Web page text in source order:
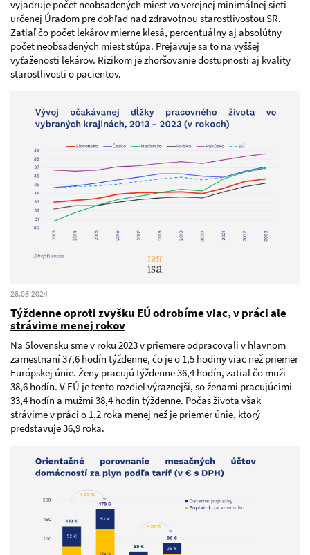
vyjadruje počet neobsadených miest vo verejnej minimálnej sieti
určenej Úradom pre dohľad nad zdravotnou starostlivosťou SR.
Zatiaľ čo počet lekárov mierne klesá, percentuálny aj absolútny
počet neobsadených miest stúpa. Prejavuje sa to na vyššej
vyťaženosti lekárov. Rizikom je zhoršovanie dostupnosti aj kvality
starostlivosti o pacientov.
28.08.2024
Týždenne oproti zvyšku EÚ odrobíme viac, v práci ale
strávime menej rokov
Na Slovensku sme v roku 2023 v priemere odpracovali v hlavnom
zamestnaní 37,6 hodín týždenne, čo je o 1,5 hodiny viac než priemer
Európskej únie. Ženy pracujú týždenne 36,4 hodín, zatiaľ čo muži
38,6 hodín. V EÚ je tento rozdiel výraznejší, so ženami pracujúcimi
33,4 hodín a mužmi 38,4 hodín týždenne. Počas života však
strávime v práci o 1,2 roka menej než je priemer únie, ktorý
predstavuje 36,9 roka.